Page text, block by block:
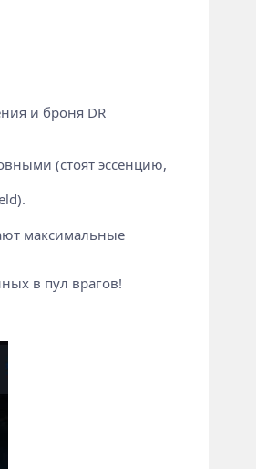
и броня DR
(стоят эссенцию,
максимальные
в пул врагов!